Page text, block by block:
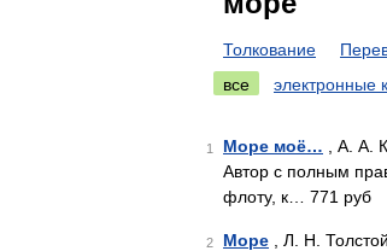
Толкование
все
электронные
1 Море моё… , А. А.
Автор с полным
флоту, к… 771 руб
2 Море , Л. Н.